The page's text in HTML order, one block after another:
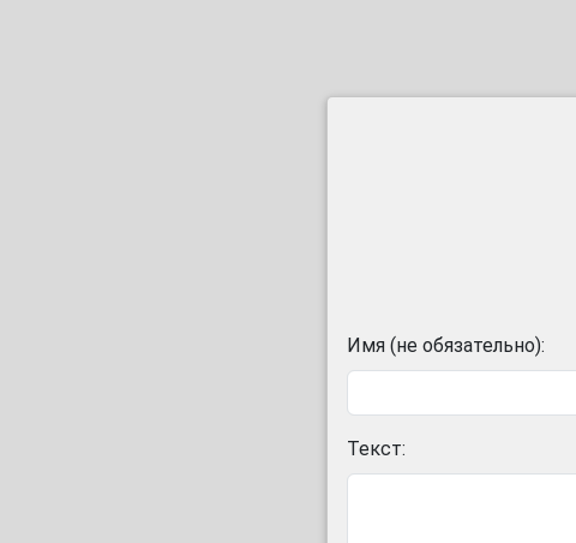
Имя (не обязательно):
Текст: